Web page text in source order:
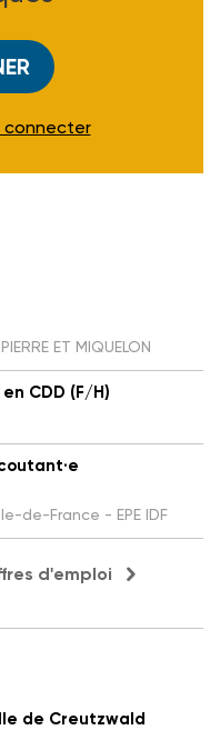
connecter
ET MIQUELON
CDD (F/H)
de-France - EPE IDF
d'emploi
de Creutzwald